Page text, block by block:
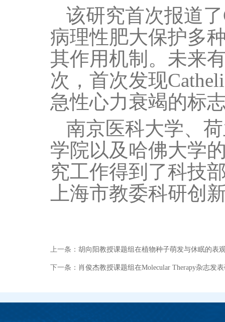
该研究首次报道了
病理性肥大保护多
其作用机制。未来
次，首次发现
急性心力衰竭的标
南京医科大学、
学院以及哈佛大学
究工作得到了科技
上海市教委科研创
上一条： 胡向阳教授课题组在植物种子萌发与休眠的表
下一条： 肖俊杰教授课题组在Molecular Therapy杂志发